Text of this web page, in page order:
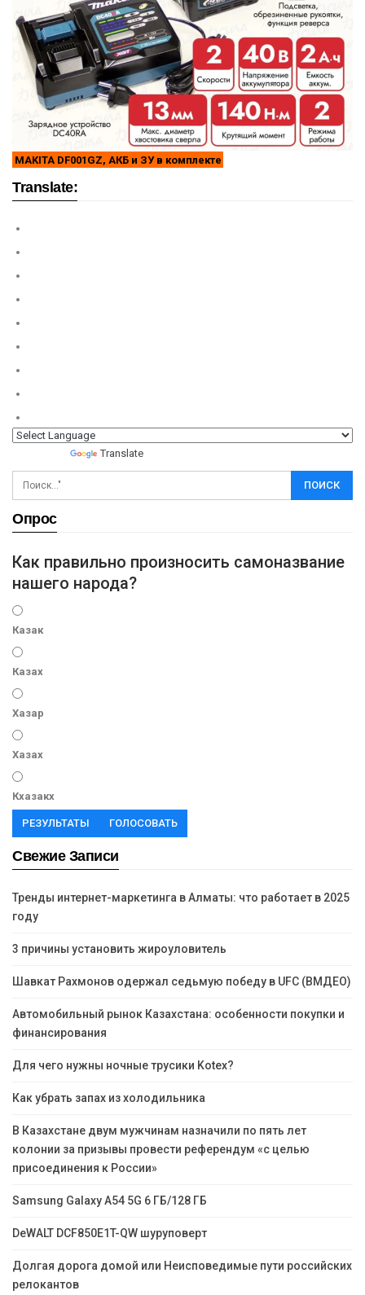
MAKITA DF001GZ, АКБ и ЗУ в комплекте
Translate:
Translate
Опрос
Как правильно произносить самоназвание
нашего народа?
Казак
Казах
Хазар
Хазах
Кхазакх
РЕЗУЛЬТАТЫ ГОЛОСОВАТЬ
Свежие Записи
Тренды интернет-маркетинга в Алматы: что работает в 2025
году
3 причины установить жироуловитель
Шавкат Рахмонов одержал седьмую победу в UFC (ВМДЕО)
Автомобильный рынок Казахстана: особенности покупки и
финансирования
Для чего нужны ночные трусики Kotex?
Как убрать запах из холодильника
В Казахстане двум мужчинам назначили по пять лет
колонии за призывы провести референдум «с целью
присоединения к России»
Samsung Galaxy A54 5G 6 ГБ/128 ГБ
DeWALT DCF850E1T-QW шуруповерт
Долгая дорога домой или Неисповедимые пути российских
релокантов